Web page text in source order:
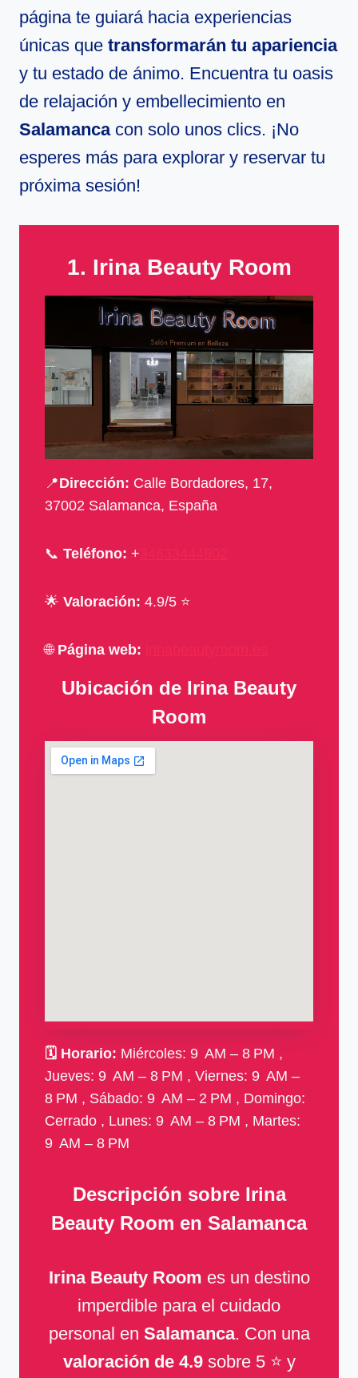
página te guiará hacia experiencias
únicas que transformarán tu apariencia
y tu estado de ánimo. Encuentra tu oasis
de relajación y embellecimiento en
Salamancacon solo unos clics. ¡No
esperes más para explorar y reservar tu
próxima sesión!
1. Irina Beauty Room
📍Dirección: Calle Bordadores, 17,
37002 Salamanca, España
📞 Teléfono: +
🌟 Valoración: 4.9/5 ⭐
🌐 Página web:
Ubicación de Irina Beauty
Room
🗓 Horario: Miércoles: 9 AM – 8 PM ,
Jueves: 9 AM – 8 PM , Viernes: 9 AM –
8 PM , Sábado: 9 AM – 2 PM , Domingo:
Cerrado , Lunes: 9 AM – 8 PM , Martes:
9 AM – 8 PM
Descripción sobre Irina
Beauty Room en Salamanca
Irina Beauty Room es un destino
imperdible para el cuidado
personal en Salamanca. Con una
valoración de 4.9sobre 5 ⭐ y